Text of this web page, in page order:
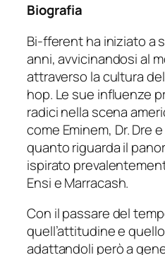
Biografia
Bi-fferent ha iniziato a
anni, avvicinandosi al
attraverso la cultura
hop. Le sue influenze
radici nella scena
come Eminem, Dr. Dre
quanto riguarda il
ispirato
Ensi e Marracash.
Con il passare del
quell’attitudine e
adattandoli però a